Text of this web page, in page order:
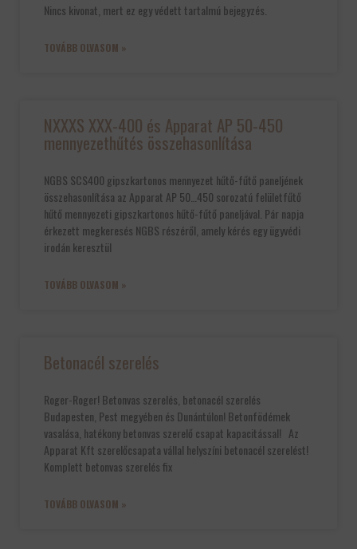
Nincs kivonat, mert ez egy védett tartalmú bejegyzés.
TOVÁBB OLVASOM »
NXXXS XXX-400 és Apparat AP 50-450
mennyezethűtés összehasonlítása
NGBS SCS400 gipszkartonos mennyezet hűtő-fűtő paneljének
összehasonlítása az Apparat AP 50…450 sorozatú felületfűtő
hűtő mennyezeti gipszkartonos hűtő-fűtő paneljával. Pár napja
érkezett megkeresés NGBS részéről, amely kérés egy ügyvédi
irodán keresztül
TOVÁBB OLVASOM »
Betonacél szerelés
Roger-Roger! Betonvas szerelés, betonacél szerelés
Budapesten, Pest megyében és Dunántúlon!​ Betonfödémek
vasalása, hatékony betonvas szerelő csapat kapacitással! Az
Apparat Kft szerelőcsapata vállal helyszíni betonacél szerelést!
Komplett betonvas szerelés fix
TOVÁBB OLVASOM »